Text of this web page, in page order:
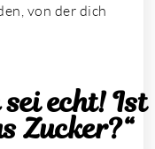
von der dich
echt! Ist
Zucker?“